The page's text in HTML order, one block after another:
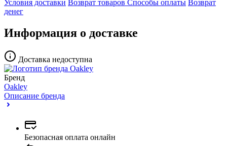
Условия доставки Возврат товаров Способы оплаты Возврат
денег
Информация о доставке
Доставка недоступна
Бренд
Oakley
Описание бренда
Безопасная оплата онлайн